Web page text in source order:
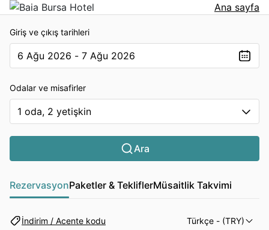
Ana sayfa
Giriş ve çıkış tarihleri
6 Ağu 2026 - 7 Ağu 2026
Odalar ve misafirler
1 oda, 2 yetişkin
Ara
RezervasyonPaketler & TekliflerMüsaitlik Takvimi
İndirim / Acente kodu Türkçe - (TRY)